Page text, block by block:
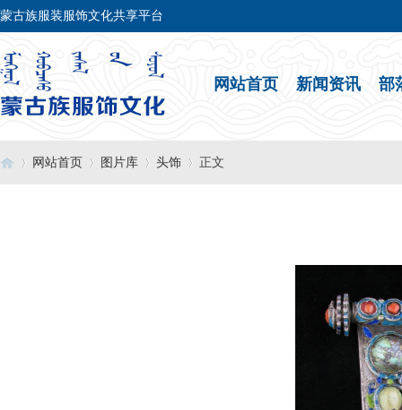
蒙古族服装服饰文化共享平台
网站首页 新闻资讯 部
网站首页 图片库 头饰 正文